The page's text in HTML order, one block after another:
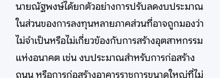
นายณัฐพงษ์ได้ยกตัวอย่างการปรับลดงบประมาณ
ในส่วนของการลงทุนหลายภาคส่วนที่อาจถูกมองว่า
ไม่จำเป็นหรือไม่เกี่ยวข้องกับการสร้างอุตสาหกรรม
แห่งอนาคต เช่น งบประมาณสำหรับการก่อสร้าง
ถนน หรือการก่อสร้างอาคารราชการขนาดใหญ่ที่ไม่